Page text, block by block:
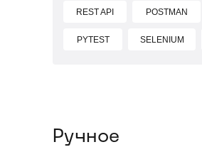
REST API POSTMAN
PYTEST SELENIUM
Ручное